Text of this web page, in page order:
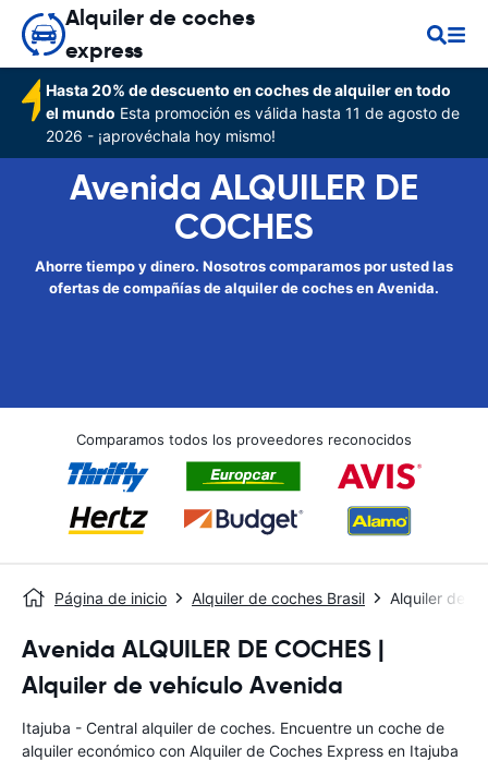
Alquiler de coches
express
Hasta 20% de descuento en coches de alquiler en todo
el mundo Esta promoción es válida hasta 11 de agosto de
2026 - ¡aprovéchala hoy mismo!
Avenida ALQUILER DE
COCHES
Ahorre tiempo y dinero. Nosotros comparamos por usted las
ofertas de compañías de alquiler de coches en Avenida.
Comparamos todos los proveedores reconocidos
Página de inicio Alquiler de coches Brasil Alquiler de
Avenida ALQUILER DE COCHES |
Alquiler de vehículo Avenida
Itajuba - Central alquiler de coches. Encuentre un coche de
alquiler económico con Alquiler de Coches Express en Itajuba